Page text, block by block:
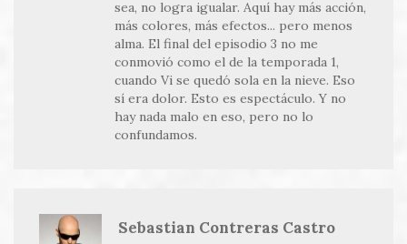
sea, no logra igualar. Aquí hay más acción,
más colores, más efectos... pero menos
alma. El final del episodio 3 no me
conmovió como el de la temporada 1,
cuando Vi se quedó sola en la nieve. Eso
sí era dolor. Esto es espectáculo. Y no
hay nada malo en eso, pero no lo
confundamos.
Sebastian Contreras Castro